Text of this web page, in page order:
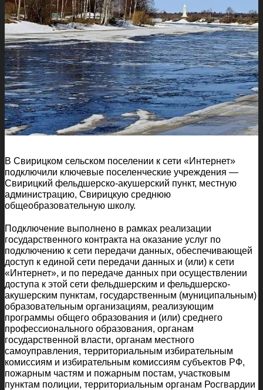
В Свирицком сельском поселении к сети «Интернет»
подключили ключевые поселенческие учреждения —
Свирицкий фельдшерско-акушерский пункт, местную
администрацию, Свирицкую среднюю
общеобразовательную школу.
Подключение выполнено в рамках реализации
государственного контракта на оказание услуг по
подключению к сети передачи данных, обеспечивающей
доступ к единой сети передачи данных и (или) к сети
«Интернет», и по передаче данных при осуществлении
доступа к этой сети фельдшерским и фельдшерско-
акушерским пунктам, государственным (муниципальным)
образовательным организациям, реализующим
программы общего образования и (или) среднего
профессионального образования, органам
государственной власти, органам местного
самоуправления, территориальным избирательным
комиссиям и избирательным комиссиям субъектов РФ,
пожарным частям и пожарным постам, участковым
пунктам полиции, территориальным органам Росгвардии